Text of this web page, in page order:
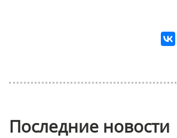
Последние новости